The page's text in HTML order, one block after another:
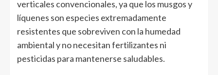
verticales convencionales, ya que los musgos y
líquenes son especies extremadamente
resistentes que sobreviven con la humedad
ambiental y no necesitan fertilizantes ni
pesticidas para mantenerse saludables.